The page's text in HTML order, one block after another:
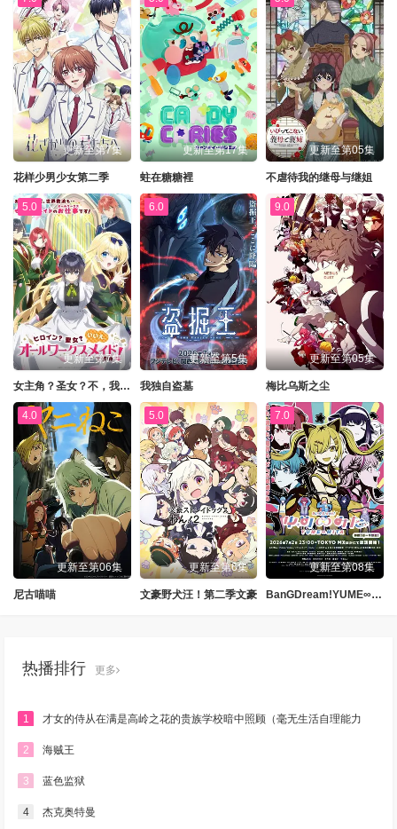
更新至第7集
花样少男少女第二季
更新至第17集
蛀在糖糖裡
更新至第05集
不虐待我的继母与继姐
5.0
更新至第7集
女主角？圣女？不，我是杂役女仆（自豪）
6.0
更新至第5集
我独自盗墓
9.0
更新至第05集
梅比乌斯之尘
4.0
更新至第06集
尼古喵喵
5.0
更新至第6集
文豪野犬汪！第二季文豪
7.0
更新至第08集
BanGDream!YUME∞MITA
热播排行 更多
1 才女的侍从在满是高岭之花的贵族学校暗中照顾（毫无生活自理能力
的）学院第一大小姐
2 海贼王
3 蓝色监狱
4 杰克奥特曼